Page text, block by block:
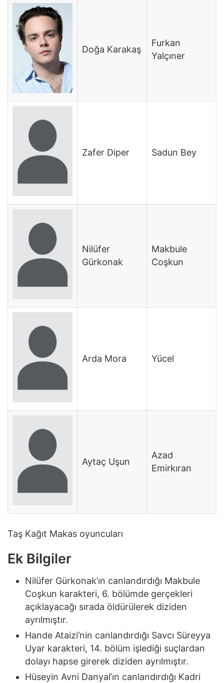
Doğa Karakaş
Furkan
Yalçıner
Zafer Diper Sadun Bey
Nilüfer
Gürkonak
Makbule
Coşkun
Arda Mora Yücel
Aytaç Uşun
Azad
Emirkıran
Taş Kağıt Makas oyuncuları
Ek Bilgiler
Nilüfer Gürkonak’ın canlandırdığı Makbule
Coşkun karakteri, 6. bölümde gerçekleri
açıklayacağı sırada öldürülerek diziden
ayrılmıştır.
Hande Ataizi’nin canlandırdığı Savcı Süreyya
Uyar karakteri, 14. bölüm işlediği suçlardan
dolayı hapse girerek diziden ayrılmıştır.
Hüseyin Avni Danyal’ın canlandırdığı Kadri